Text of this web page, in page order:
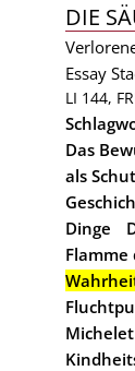
DIE
Essay
LI 144,
Das
als
Dinge
Flamme
Michelet